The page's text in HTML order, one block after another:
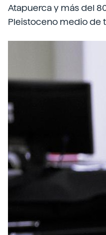
Atapuerca y más del
Pleistoceno medio de